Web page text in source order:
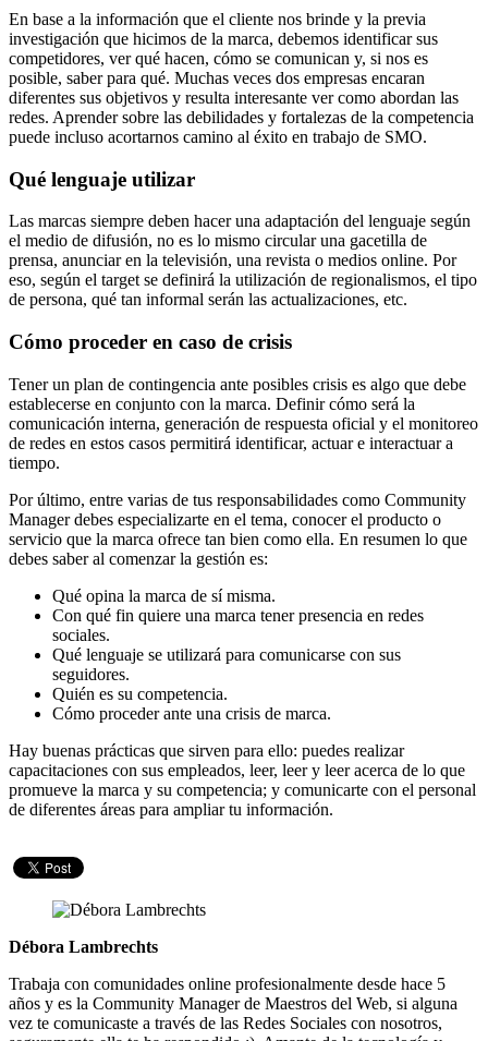
En base a la información que el cliente nos brinde y la previa
investigación que hicimos de la marca, debemos identificar sus
competidores, ver qué hacen, cómo se comunican y, si nos es
posible, saber para qué. Muchas veces dos empresas encaran
diferentes sus objetivos y resulta interesante ver como abordan las
redes. Aprender sobre las debilidades y fortalezas de la competencia
puede incluso acortarnos camino al éxito en trabajo de SMO.
Qué lenguaje utilizar
Las marcas siempre deben hacer una adaptación del lenguaje según
el medio de difusión, no es lo mismo circular una gacetilla de
prensa, anunciar en la televisión, una revista o medios online. Por
eso, según el target se definirá la utilización de regionalismos, el tipo
de persona, qué tan informal serán las actualizaciones, etc.
Cómo proceder en caso de crisis
Tener un plan de contingencia ante posibles crisis es algo que debe
establecerse en conjunto con la marca. Definir cómo será la
comunicación interna, generación de respuesta oficial y el monitoreo
de redes en estos casos permitirá identificar, actuar e interactuar a
tiempo.
Por último, entre varias de tus responsabilidades como Community
Manager debes especializarte en el tema, conocer el producto o
servicio que la marca ofrece tan bien como ella. En resumen lo que
debes saber al comenzar la gestión es:
Qué opina la marca de sí misma.
Con qué fin quiere una marca tener presencia en redes
sociales.
Qué lenguaje se utilizará para comunicarse con sus
seguidores.
Quién es su competencia.
Cómo proceder ante una crisis de marca.
Hay buenas prácticas que sirven para ello: puedes realizar
capacitaciones con sus empleados, leer, leer y leer acerca de lo que
promueve la marca y su competencia; y comunicarte con el personal
de diferentes áreas para ampliar tu información.
Débora Lambrechts
Trabaja con comunidades online profesionalmente desde hace 5
años y es la Community Manager de Maestros del Web, si alguna
vez te comunicaste a través de las Redes Sociales con nosotros,